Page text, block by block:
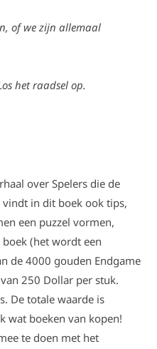
of we zijn allemaal
het raadsel op.
over Spelers die de
in dit boek ook tips,
een puzzel vormen,
(het wordt een
de 4000 gouden Endgame
250 Dollar per stuk.
De totale waarde is
wat boeken van kopen!
te doen met het